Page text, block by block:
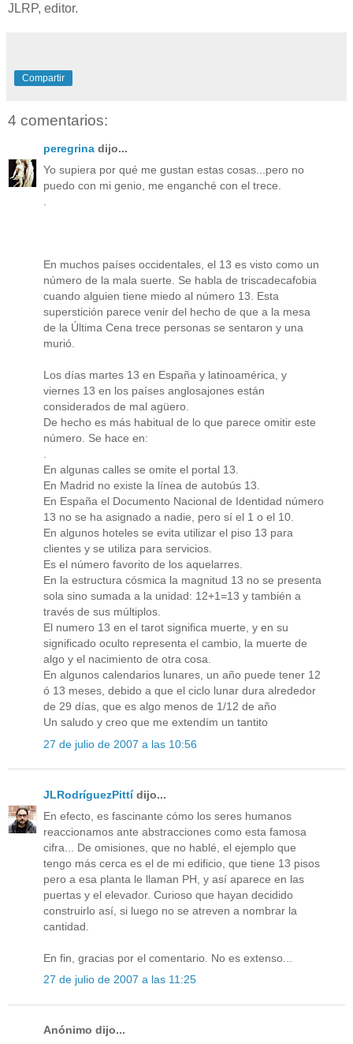
JLRP, editor.
Compartir
4 comentarios:
peregrina dijo...
Yo supiera por qué me gustan estas cosas...pero no
puedo con mi genio, me enganché con el trece.
.
En muchos países occidentales, el 13 es visto como un
número de la mala suerte. Se habla de triscadecafobia
cuando alguien tiene miedo al número 13. Esta
superstición parece venir del hecho de que a la mesa
de la Última Cena trece personas se sentaron y una
murió.
Los días martes 13 en España y latinoamérica, y
viernes 13 en los países anglosajones están
considerados de mal agüero.
De hecho es más habitual de lo que parece omitir este
número. Se hace en:
.
En algunas calles se omite el portal 13.
En Madrid no existe la línea de autobús 13.
En España el Documento Nacional de Identidad número
13 no se ha asignado a nadie, pero sí el 1 o el 10.
En algunos hoteles se evita utilizar el piso 13 para
clientes y se utiliza para servicios.
Es el número favorito de los aquelarres.
En la estructura cósmica la magnitud 13 no se presenta
sola sino sumada a la unidad: 12+1=13 y también a
través de sus múltiplos.
El numero 13 en el tarot significa muerte, y en su
significado oculto representa el cambio, la muerte de
algo y el nacimiento de otra cosa.
En algunos calendarios lunares, un año puede tener 12
ó 13 meses, debido a que el ciclo lunar dura alrededor
de 29 días, que es algo menos de 1/12 de año
Un saludo y creo que me extendím un tantito
27 de julio de 2007 a las 10:56
JLRodríguezPittídijo...
En efecto, es fascinante cómo los seres humanos
reaccionamos ante abstracciones como esta famosa
cifra... De omisiones, que no hablé, el ejemplo que
tengo más cerca es el de mi edificio, que tiene 13 pisos
pero a esa planta le llaman PH, y así aparece en las
puertas y el elevador. Curioso que hayan decidido
construirlo así, si luego no se atreven a nombrar la
cantidad.
En fin, gracias por el comentario. No es extenso...
27 de julio de 2007 a las 11:25
Anónimo dijo...